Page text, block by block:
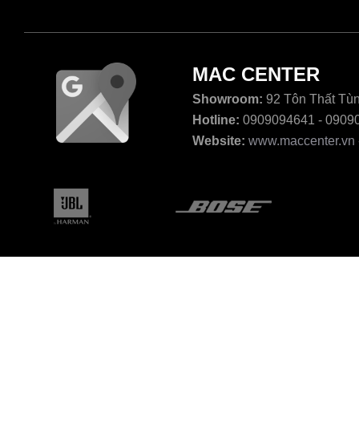
MAC CENTER
Showroom: 92 Tôn Thất
Hotline: 0909094641 -
Website: www.maccenter.vn